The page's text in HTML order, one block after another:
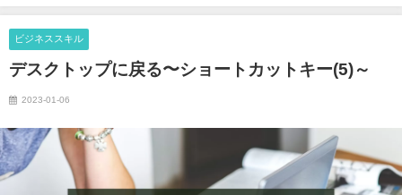
ビジネススキル
デスクトップに戻る〜ショートカットキー(5)～
2023-01-06